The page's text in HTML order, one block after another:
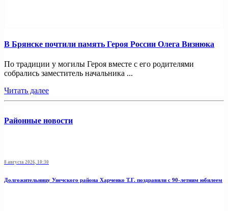
В Брянске почтили память Героя России Олега Визнюка
По традиции у могилы Героя вместе с его родителями
собрались заместитель начальника ...
Читать далее
Районные новости
8 августа 2026, 10:30
Долгожительницу Унечского района Харченко Т.Г. поздравили с 90-летним юбилеем